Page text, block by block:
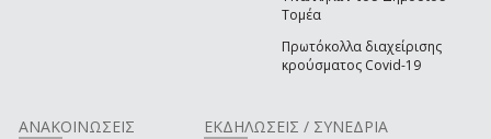
Τομέα
Πρωτόκολλα διαχείρισης
κρούσματος Covid-19
ΑΝΑΚΟΙΝΩΣΕΙΣ ΕΚΔΗΛΩΣΕΙΣ / ΣΥΝΕΔΡΙΑ